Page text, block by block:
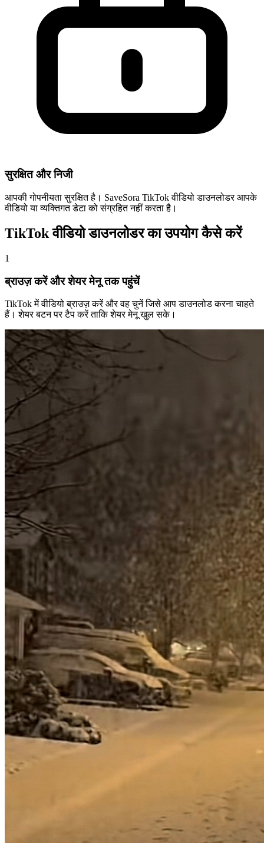
सुरक्षित और निजी
आपकी गोपनीयता सुरक्षित है। SaveSora TikTok वीडियो डाउनलोडर आपके
वीडियो या व्यक्तिगत डेटा को संग्रहित नहीं करता है।
TikTok वीडियो डाउनलोडर का उपयोग कैसे करें
1
ब्राउज़ करें और शेयर मेनू तक पहुंचें
TikTok में वीडियो ब्राउज़ करें और वह चुनें जिसे आप डाउनलोड करना चाहते
हैं। शेयर बटन पर टैप करें ताकि शेयर मेनू खुल सके।